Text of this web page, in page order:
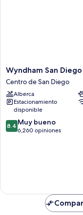
Wyndham
San
Diego
Bayside
Centro
San
Diego
Wyndham San
Centro de San Diego
Alberca
Estacionamiento
disponible
8.4
de
8.4 Muy bueno
6,260 opiniones